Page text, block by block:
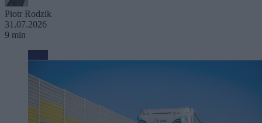
Piotr Rodzik
31.07.2026
9 min
Moto